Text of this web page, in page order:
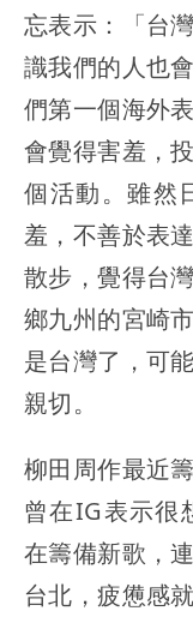
忘表示：「台
識我們的人也
們第一個海外
會覺得害羞，
個活動。雖然
羞，不善於表
散步，覺得台
鄉九州的宮崎
是台灣了，可
親切。
柳田周作最近
曾在IG表示很
在籌備新歌，
台北，疲憊感